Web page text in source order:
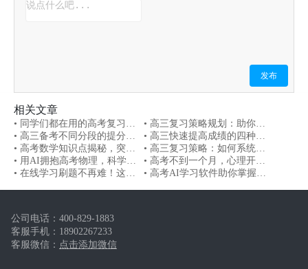
发布
相关文章
• 同学们都在用的高考复习软
件,为什么它这么受欢迎！
• 高三复习策略规划：助你轻
松应对高考
• 高三备考不同分段的提分策
略，通关秘密都在这了
• 高三快速提高成绩的四种学
习方法,高考党快进来！
• 高考数学知识点揭秘，突破
数学！
• 高三复习策略：如何系统化
提升复习效率与成绩
• 用AI拥抱高考物理，科学提
升学习效果！
• 高考不到一个月，心理开始
焦虑了怎么办？
• 在线学习刷题不再难！这款
• 高考AI学习软件助你掌握高
公司电话： 400-829-1883
客服手机： 18902267233
客服微信： 点击添加微信